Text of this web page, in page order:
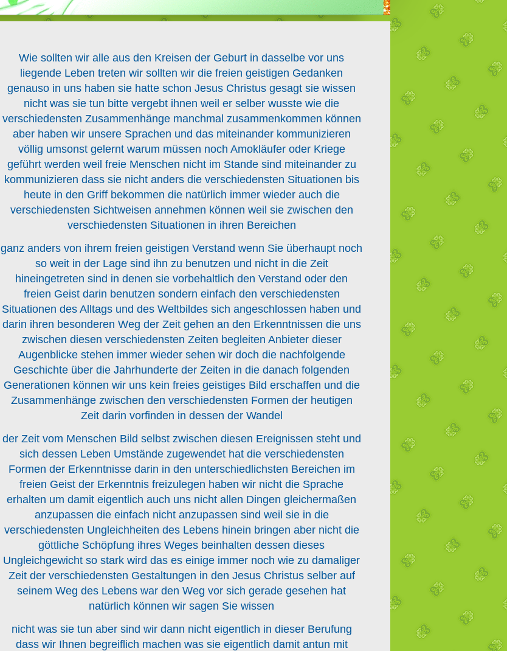
Wie sollten wir alle aus den Kreisen der Geburt in dasselbe vor uns
liegende Leben treten wir sollten wir die freien geistigen Gedanken
genauso in uns haben sie hatte schon Jesus Christus gesagt sie wissen
nicht was sie tun bitte vergebt ihnen weil er selber wusste wie die
verschiedensten Zusammenhänge manchmal zusammenkommen können
aber haben wir unsere Sprachen und das miteinander kommunizieren
völlig umsonst gelernt warum müssen noch Amokläufer oder Kriege
geführt werden weil freie Menschen nicht im Stande sind miteinander zu
kommunizieren dass sie nicht anders die verschiedensten Situationen bis
heute in den Griff bekommen die natürlich immer wieder auch die
verschiedensten Sichtweisen annehmen können weil sie zwischen den
verschiedensten Situationen in ihren Bereichen
ganz anders von ihrem freien geistigen Verstand wenn Sie überhaupt noch
so weit in der Lage sind ihn zu benutzen und nicht in die Zeit
hineingetreten sind in denen sie vorbehaltlich den Verstand oder den
freien Geist darin benutzen sondern einfach den verschiedensten
Situationen des Alltags und des Weltbildes sich angeschlossen haben und
darin ihren besonderen Weg der Zeit gehen an den Erkenntnissen die uns
zwischen diesen verschiedensten Zeiten begleiten Anbieter dieser
Augenblicke stehen immer wieder sehen wir doch die nachfolgende
Geschichte über die Jahrhunderte der Zeiten in die danach folgenden
Generationen können wir uns kein freies geistiges Bild erschaffen und die
Zusammenhänge zwischen den verschiedensten Formen der heutigen
Zeit darin vorfinden in dessen der Wandel
der Zeit vom Menschen Bild selbst zwischen diesen Ereignissen steht und
sich dessen Leben Umstände zugewendet hat die verschiedensten
Formen der Erkenntnisse darin in den unterschiedlichsten Bereichen im
freien Geist der Erkenntnis freizulegen haben wir nicht die Sprache
erhalten um damit eigentlich auch uns nicht allen Dingen gleichermaßen
anzupassen die einfach nicht anzupassen sind weil sie in die
verschiedensten Ungleichheiten des Lebens hinein bringen aber nicht die
göttliche Schöpfung ihres Weges beinhalten dessen dieses
Ungleichgewicht so stark wird das es einige immer noch wie zu damaliger
Zeit der verschiedensten Gestaltungen in den Jesus Christus selber auf
seinem Weg des Lebens war den Weg vor sich gerade gesehen hat
natürlich können wir sagen Sie wissen
nicht was sie tun aber sind wir dann nicht eigentlich in dieser Berufung
dass wir Ihnen begreiflich machen was sie eigentlich damit antun mit